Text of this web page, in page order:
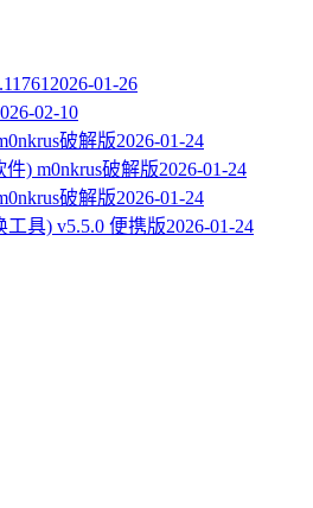
2026-01-26
02-10
破解版2026-01-24
) m0nkrus破解版2026-01-24
破解版2026-01-24
工具) v5.5.0 便携版2026-01-24